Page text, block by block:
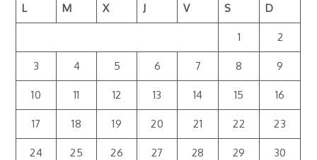
L M X J V S D
1 2
3 4 5 6 7 8 9
10 11 12 13 14 15 16
17 18 19 20 21 22 23
24 25 26 27 28 29 30